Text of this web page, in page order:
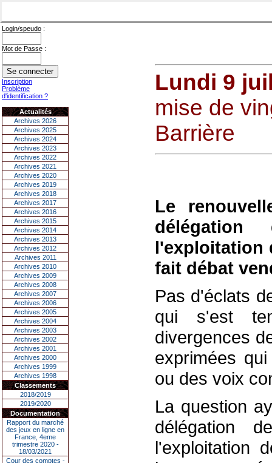
Login/speudo :
Mot de Passe :
Inscription
Problème
d'identification ?
Actualités
Archives 2026
Archives 2025
Archives 2024
Archives 2023
Archives 2022
Archives 2021
Archives 2020
Archives 2019
Archives 2018
Archives 2017
Archives 2016
Archives 2015
Archives 2014
Archives 2013
Archives 2012
Archives 2011
Archives 2010
Archives 2009
Archives 2008
Archives 2007
Archives 2006
Archives 2005
Archives 2004
Archives 2003
Archives 2002
Archives 2001
Archives 2000
Archives 1999
Archives 1998
Classements
2018/2019
2019/2020
Documentation
Rapport du marché
des jeux en ligne en
France, 4eme
trimestre 2020 -
18/03/2021
Cour des comptes -
Lundi 9
mise de
Barrière
Le
l'exploitation
fait débat
Pas d'éclats
qui s'est
divergences
exprimées
ou des voix
La question
délégation
l'exploitation